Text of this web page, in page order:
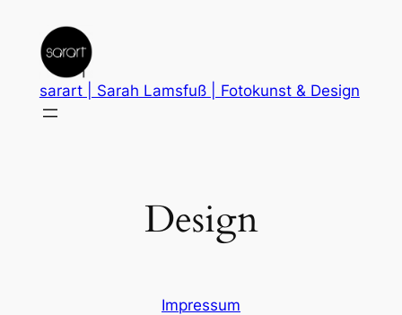
Inhalt
springen
sarart | Sarah Lamsfuß | Fotokunst & Design
Design
Impressum